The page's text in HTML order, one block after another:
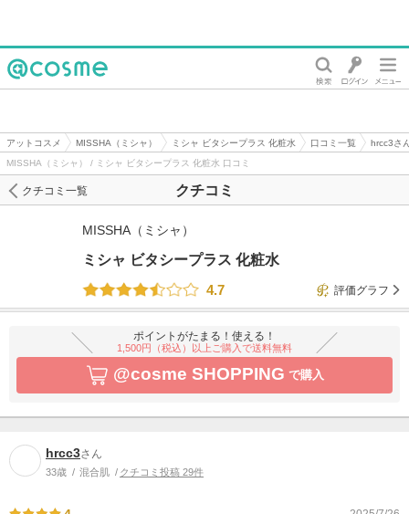
アットコスメ MISSHA（ミシャ） ミシャ ビタシープラス 化粧水 口コミ一覧
hrcc3さ
MISSHA（ミシャ） / ミシャ ビタシープラス 化粧水 口コミ
クチコミ
クチコミ一覧
MISSHA（ミシャ）
ミシャ ビタシープラス 化粧水
4.7
評価グラフ
ポイントがたまる！使える！
1,500円（税込）以上ご購入で送料無料
@cosme SHOPPING で購入
hrcc3さん
33歳 混合肌 クチコミ投稿 29件